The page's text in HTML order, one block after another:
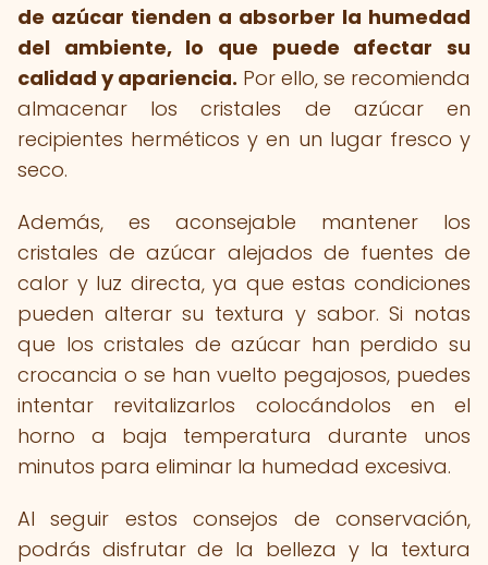
de azúcar tienden a absorber la humedad
del ambiente, lo que puede afectar su
calidad y apariencia. Por ello, se recomienda
almacenar los cristales de azúcar en
recipientes herméticos y en un lugar fresco y
seco.
Además, es aconsejable mantener los
cristales de azúcar alejados de fuentes de
calor y luz directa, ya que estas condiciones
pueden alterar su textura y sabor. Si notas
que los cristales de azúcar han perdido su
crocancia o se han vuelto pegajosos, puedes
intentar revitalizarlos colocándolos en el
horno a baja temperatura durante unos
minutos para eliminar la humedad excesiva.
Al seguir estos consejos de conservación,
podrás disfrutar de la belleza y la textura